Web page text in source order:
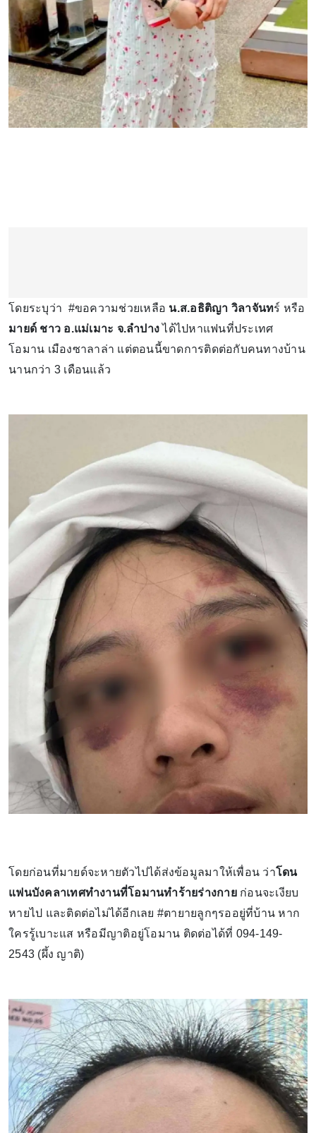
โดยระบุว่า #ขอความช่วยเหลือ น.ส.อธิติญา วิลาจันทร์ หรือ
มายด์ ชาว อ.แม่เมาะ จ.ลำปางได้ไปหาแฟนที่ประเทศ
โอมาน เมืองซาลาล่า แต่ตอนนี้ขาดการติดต่อกับคนทางบ้าน
นานกว่า 3 เดือนแล้ว
โดยก่อนที่มายด์จะหายตัวไปได้ส่งข้อมูลมาให้เพื่อน ว่าโดน
แฟนบังคลาเทศทำงานที่โอมานทำร้ายร่างกาย ก่อนจะเงียบ
หายไป และติดต่อไม่ได้อีกเลย #ตายายลูกๆรออยู่ที่บ้าน หาก
ใครรู้เบาะแส หรือมีญาติอยู่โอมาน ติดต่อได้ที่ 094-149-
2543 (ผึ้ง ญาติ)